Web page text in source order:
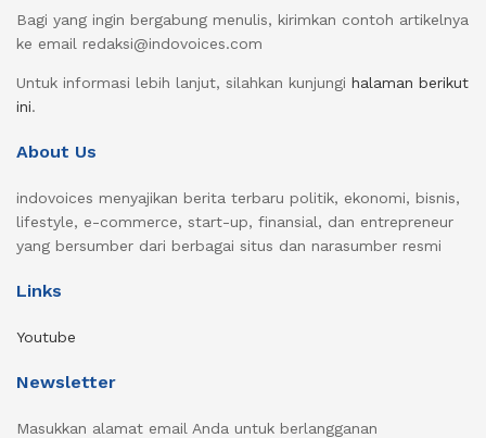
Bagi yang ingin bergabung menulis, kirimkan contoh artikelnya
ke email redaksi@indovoices.com
Untuk informasi lebih lanjut, silahkan kunjungi halaman berikut
ini.
About Us
indovoices menyajikan berita terbaru politik, ekonomi, bisnis,
lifestyle, e-commerce, start-up, finansial, dan entrepreneur
yang bersumber dari berbagai situs dan narasumber resmi
Links
Youtube
Newsletter
Masukkan alamat email Anda untuk berlangganan